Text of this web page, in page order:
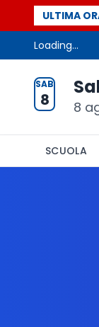
ULTIMA
miliardi, c'è
Loading...
SAB
8 8
SCUOLA